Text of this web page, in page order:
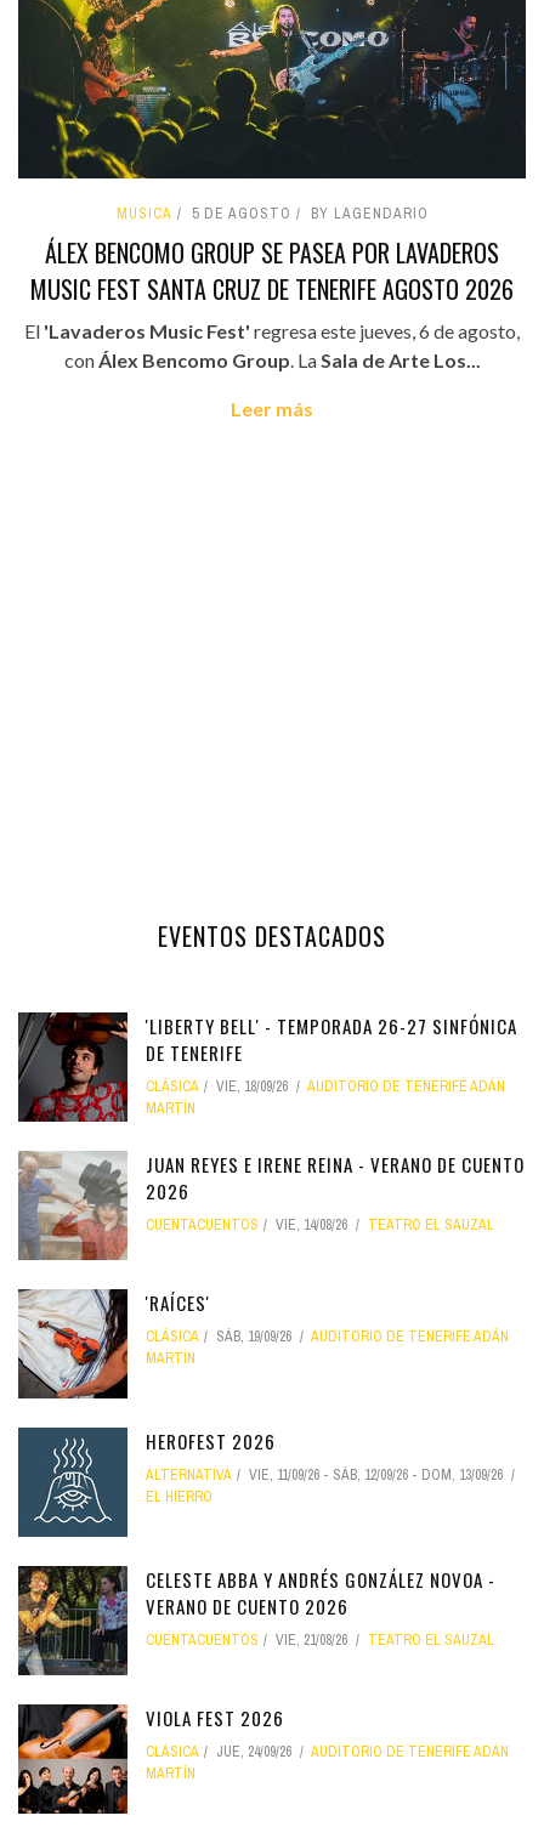
MÚSICA 5 DE AGOSTO BY LAGENDARIO
ÁLEX BENCOMO GROUP SE PASEA POR LAVADEROS
MUSIC FEST SANTA CRUZ DE TENERIFE AGOSTO 2026
El 'Lavaderos Music Fest' regresa este jueves, 6 de agosto,
conÁlex Bencomo Group. LaSala de Arte Los...
Leer más
EVENTOS DESTACADOS
'LIBERTY BELL' - TEMPORADA 26-27 SINFÓNICA
DE TENERIFE
CLÁSICA VIE, 18/09/26
AUDITORIO DE TENERIFE ADÁN
MARTÍN
JUAN REYES E IRENE REINA - VERANO DE CUENTO
2026
CUENTACUENTOS VIE, 14/08/26 TEATRO EL SAUZAL
'RAÍCES'
CLÁSICA SÁB, 19/09/26
AUDITORIO DE TENERIFE ADÁN
MARTÍN
HEROFEST 2026
ALTERNATIVA VIE, 11/09/26 - SÁB, 12/09/26 - DOM, 13/09/26
EL HIERRO
CELESTE ABBA Y ANDRÉS GONZÁLEZ NOVOA -
VERANO DE CUENTO 2026
CUENTACUENTOS VIE, 21/08/26 TEATRO EL SAUZAL
VIOLA FEST 2026
CLÁSICA JUE, 24/09/26
AUDITORIO DE TENERIFE ADÁN
MARTÍN